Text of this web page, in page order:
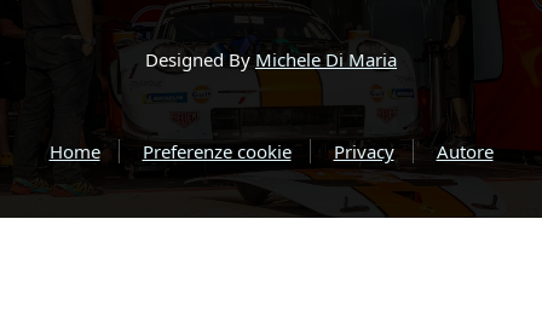
Designed By Michele Di Maria
Home Preferenze cookie Privacy Autore